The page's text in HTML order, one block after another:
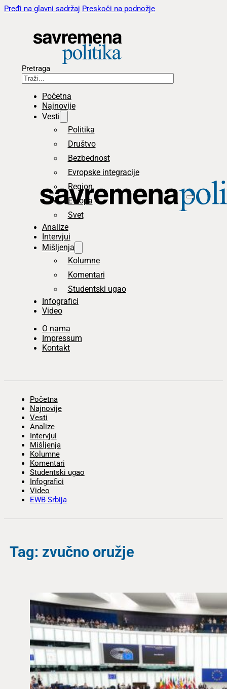
Pređi na glavni sadržaj Preskoči na podnožje
Pretraga
Početna
Najnovije
Vesti
Politika
Društvo
Bezbednost
Evropske integracije
Region
Evropa
Svet
Analize
Intervjui
Mišljenja
Kolumne
Komentari
Studentski ugao
Infografici
Video
O nama
Impressum
Kontakt
Početna
Najnovije
Vesti
Analize
Intervjui
Mišljenja
Kolumne
Komentari
Studentski ugao
Infografici
Video
EWB Srbija
Tag: zvučno oružje